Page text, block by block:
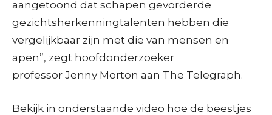
aangetoond dat schapen gevorderde
gezichtsherkenningtalenten hebben die
vergelijkbaar zijn met die van mensen en
apen”, zegt hoofdonderzoeker
professor Jenny Morton aan The Telegraph.
Bekijk in onderstaande video hoe de beestjes